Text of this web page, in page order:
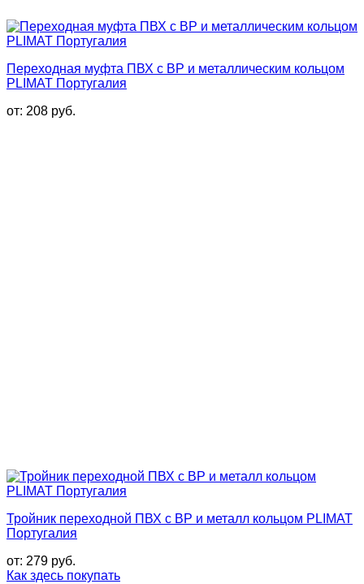
Переходная муфта ПВХ с ВР и металлическим кольцом
PLIMAT Португалия
от: 208 руб.
Тройник переходной ПВХ с ВР и металл кольцом PLIMAT
Португалия
от: 279 руб.
Как здесь покупать